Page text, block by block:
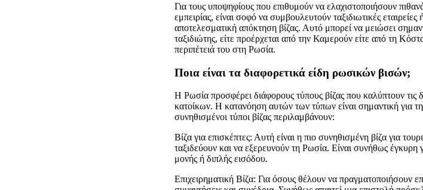
Για τους υποψηφίους που επιθυμούν να ελαχιστοποιήσουν
εμπειρίας, είναι σοφό να συμβουλευτούν ταξιδιωτικές
αποτελεσματική απόκτηση βίζας. Αυτό μπορεί να μειώσει
ταξιδιώτης, είτε προέρχεται από την Καμερούν είτε από τη
περιπέτειά του στη Ρωσία.
Ποια είναι τα διαφορετικά είδη ρωσικών βισών;
Η Ρωσία προσφέρει διάφορους τύπους βίζας που καλύπτουν τις
κατοίκων. Η κατανόηση αυτών των τύπων είναι σημαντική για
συνηθισμένοι τύποι βίζας περιλαμβάνουν:
Βίζα για επισκέπτες: Αυτή είναι η πιο συνηθισμένη βίζα για
ταξιδεύουν και να εξερευνούν τη Ρωσία. Είναι συνήθως έγκυρη
μονής ή διπλής εισόδου.
Επιχειρηματική Βίζα: Για όσους θέλουν να πραγματοποιήσουν